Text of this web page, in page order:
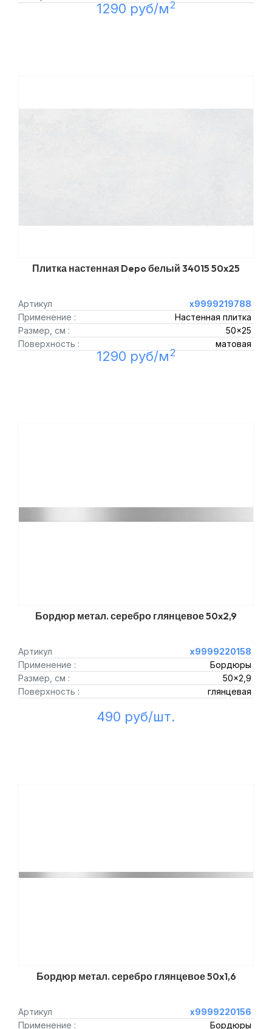
1290 руб/м2
Плитка настенная Depo белый 34015 50x25
Артикул
х9999219788
Применение :
Настенная плитка
Размер, см :
50x25
Поверхность :
матовая
1290 руб/м2
Бордюр метал. серебро глянцевое 50x2,9
Артикул
х9999220158
Применение :
Бордюры
Размер, см :
50x2,9
Поверхность :
глянцевая
490 руб/шт.
Бордюр метал. серебро глянцевое 50x1,6
Артикул
х9999220156
Применение :
Бордюры